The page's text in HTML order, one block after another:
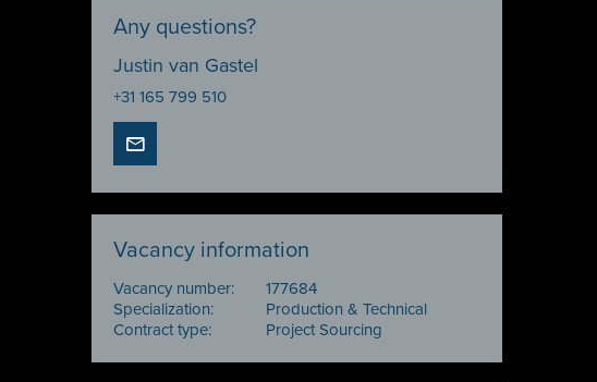
Any questions?
Justin van Gastel
+31 165 799 510
Vacancy information
Vacancy number:
177684
Specialization:
Production & Technical
Contract type:
Project Sourcing